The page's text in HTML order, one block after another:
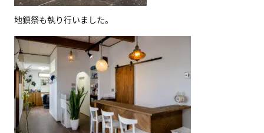
地鎮祭も執り行いました。